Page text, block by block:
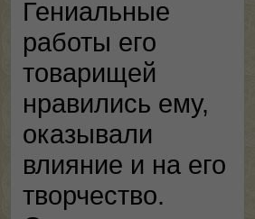
Гениальные
работы его
товарищей
нравились ему,
оказывали
влияние и на его
творчество.